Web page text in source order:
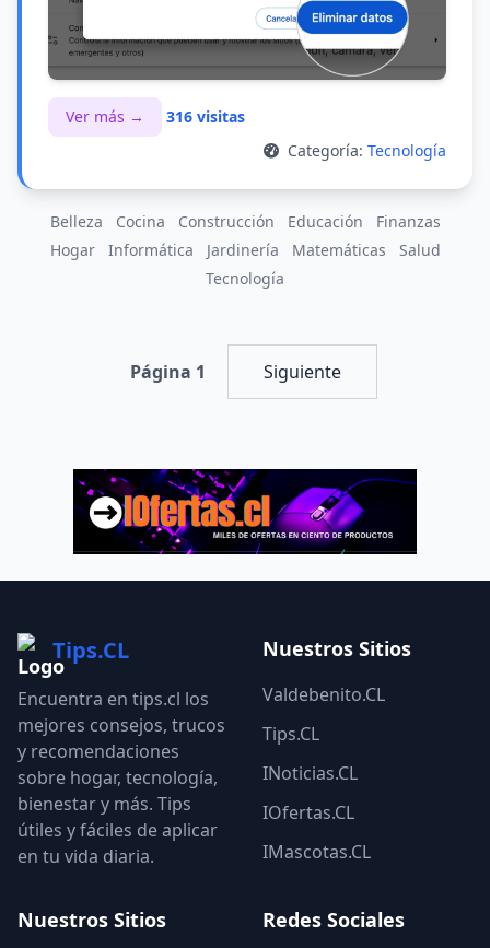
Ver más →
316 visitas
Categoría: Tecnología
Belleza Cocina Construcción Educación
Finanzas
Hogar
Informática Jardinería Matemáticas
Salud
Tecnología
Página 1 Siguiente
Tips.CL
Encuentra en tips.cl los
mejores consejos, trucos
y recomendaciones
sobre hogar, tecnología,
bienestar y más. Tips
útiles y fáciles de aplicar
en tu vida diaria.
Nuestros Sitios
Valdebenito.CL
Tips.CL
INoticias.CL
IOfertas.CL
IMascotas.CL
Nuestros Sitios Redes Sociales